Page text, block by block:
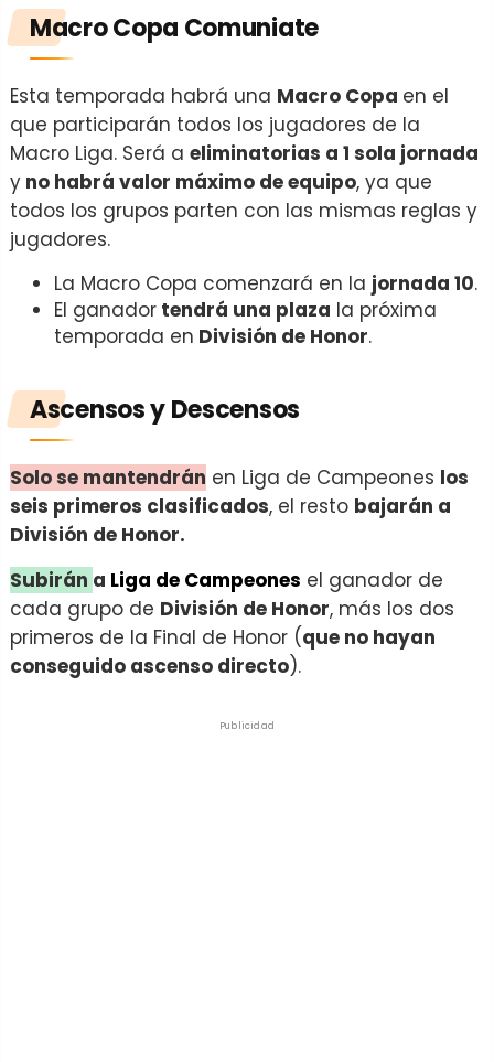
Macro Copa Comuniate
Esta temporada habrá una Macro Copa en el
que participarán todos los jugadores de la
Macro Liga. Será a eliminatorias a 1 sola jornada
y no habrá valor máximo de equipo, ya que
todos los grupos parten con las mismas reglas y
jugadores.
La Macro Copa comenzará en la jornada 10.
El ganador tendrá una plaza la próxima
temporada en División de Honor.
Ascensos y Descensos
Solo se mantendrán en Liga de Campeones los
seis primeros clasificados, el resto bajarán a
División de Honor.
Subirán a Liga de Campeones el ganador de
cada grupo de División de Honor, más los dos
primeros de la Final de Honor (que no hayan
conseguido ascenso directo).
Publicidad